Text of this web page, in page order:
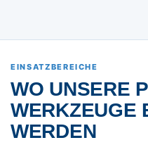
EINSATZBEREICHE
WO UNSERE
WERKZEUGE
WERDEN